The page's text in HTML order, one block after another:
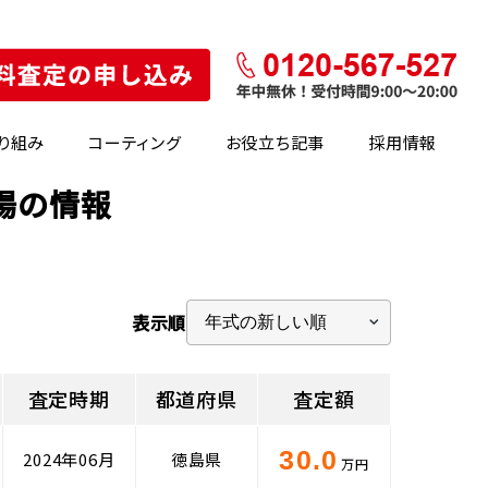
組み コーティング お役立ち記事 採用情報
の情報
表示順
査定時期 都道府県 査定額
2024年06月 徳島県 30.0 万円